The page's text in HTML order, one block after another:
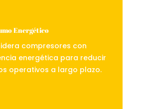
Energético
compresores con
energética para reducir
operativos a largo plazo.